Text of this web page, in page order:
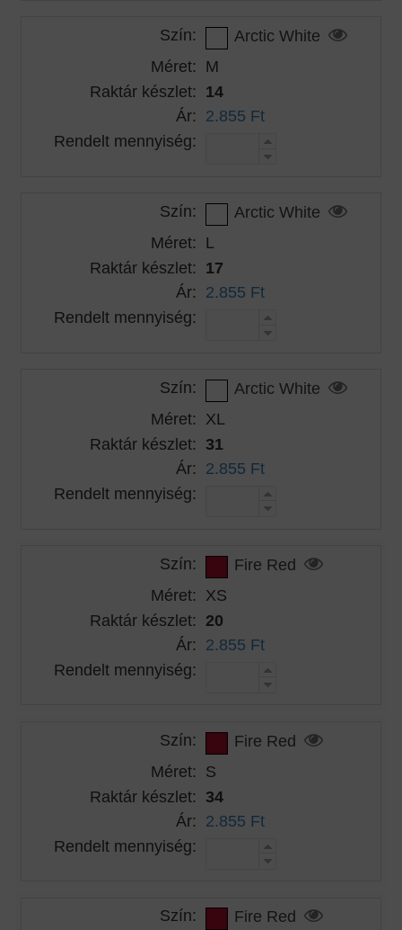
Szín:
Arctic White
Méret: M
Raktár készlet: 14
Ár: 2.855 Ft
Rendelt mennyiség:
Szín:
Arctic White
Méret: L
Raktár készlet: 17
Ár: 2.855 Ft
Rendelt mennyiség:
Szín:
Arctic White
Méret: XL
Raktár készlet: 31
Ár: 2.855 Ft
Rendelt mennyiség:
Szín:
Fire Red
Méret: XS
Raktár készlet: 20
Ár: 2.855 Ft
Rendelt mennyiség:
Szín:
Fire Red
Méret: S
Raktár készlet: 34
Ár: 2.855 Ft
Rendelt mennyiség:
Szín:
Fire Red